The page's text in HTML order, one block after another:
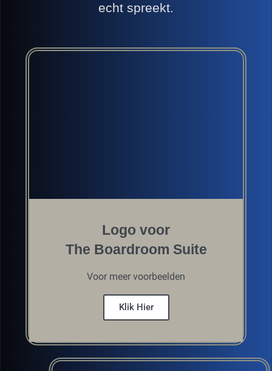
echt spreekt.
Logo voor
The Boardroom Suite
Voor meer voorbeelden
Klik Hier